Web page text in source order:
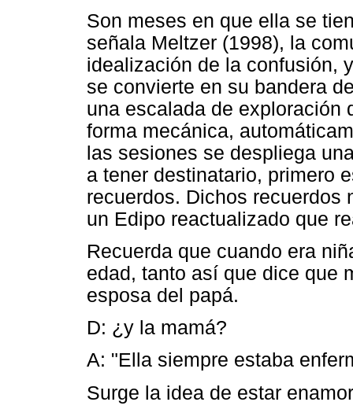
Son meses en que ella se
señala Meltzer (1998), la
idealización de la confusión,
se convierte en su bandera
una escalada de exploración
forma mecánica,
las sesiones se despliega
a tener destinatario, primero
recuerdos. Dichos recuerdos
un Edipo reactualizado que
Recuerda que cuando era
edad, tanto así que dice que
esposa del papá.
D: ¿y la mamá?
A: "Ella siempre estaba
Surge la idea de estar